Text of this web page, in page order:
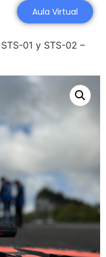
Aula Virtual
01 y STS-02 –